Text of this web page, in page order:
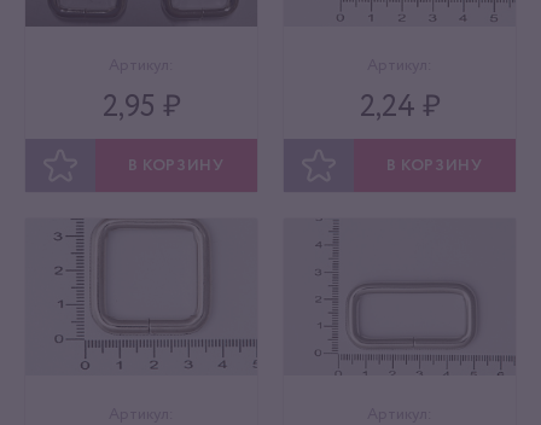
2,95 ₽
В КОРЗИНУ
2,24 ₽
В КОРЗИНУ